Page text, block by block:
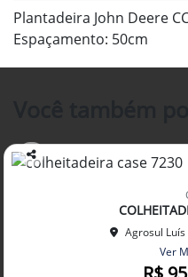
Plantadeira John Deere
Espaçamento: 50cm
Co
Agrosul
Ver